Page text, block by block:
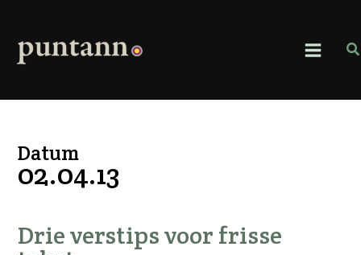
inhoud
Datum
02.04.13
Drie verstips voor frisse